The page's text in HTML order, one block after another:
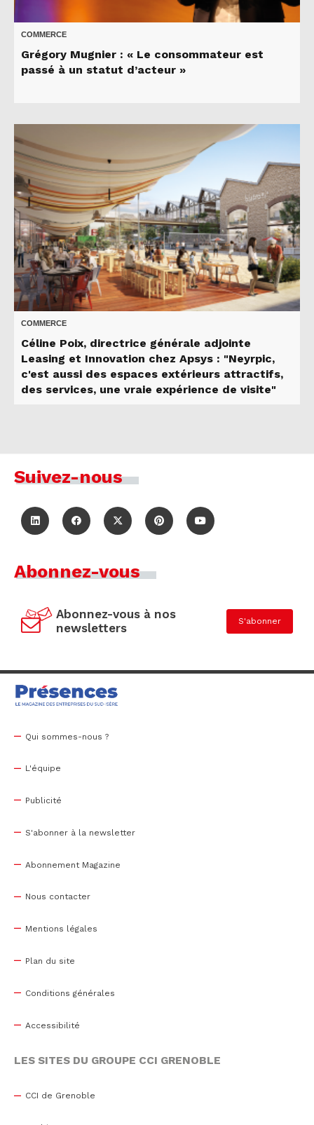
COMMERCE
Grégory Mugnier : « Le consommateur est
passé à un statut d’acteur »
COMMERCE
Céline Poix, directrice générale adjointe
Leasing et Innovation chez Apsys : "Neyrpic,
c'est aussi des espaces extérieurs attractifs,
des services, une vraie expérience de visite"
Suivez-nous
Abonnez-vous
Abonnez-vous à nos
newsletters
S'abonner
Qui sommes-nous ?
L'équipe
Publicité
S'abonner à la newsletter
Abonnement Magazine
Nous contacter
Mentions légales
Plan du site
Conditions générales
Accessibilité
LES SITES DU GROUPE CCI GRENOBLE
CCI de Grenoble